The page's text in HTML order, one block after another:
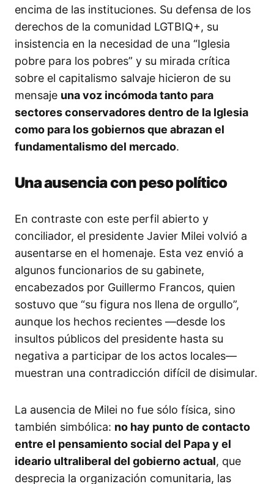
encima de las instituciones. Su defensa de los
derechos de la comunidad LGTBIQ+, su
insistencia en la necesidad de una “Iglesia
pobre para los pobres” y su mirada crítica
sobre el capitalismo salvaje hicieron de su
mensaje una voz incómoda tanto para
sectores conservadores dentro de la Iglesia
como para los gobiernos que abrazan el
fundamentalismo del mercado.
Una ausencia con peso político
En contraste con este perfil abierto y
conciliador, el presidente Javier Milei volvió a
ausentarse en el homenaje. Esta vez envió a
algunos funcionarios de su gabinete,
encabezados por Guillermo Francos, quien
sostuvo que “su figura nos llena de orgullo”,
aunque los hechos recientes —desde los
insultos públicos del presidente hasta su
negativa a participar de los actos locales—
muestran una contradicción difícil de disimular.
La ausencia de Milei no fue sólo física, sino
también simbólica: no hay punto de contacto
entre el pensamiento social del Papa y el
ideario ultraliberal del gobierno actual, que
desprecia la organización comunitaria, las